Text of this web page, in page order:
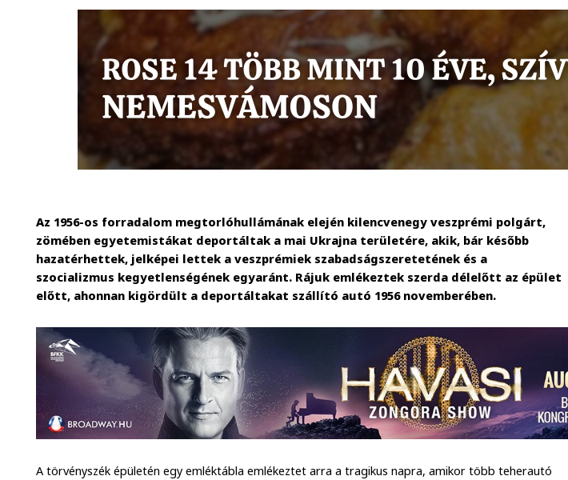
Az 1956-os forradalom megtorlóhullámának elején kilencvenegy veszprémi polgárt,
zömében egyetemistákat deportáltak a mai Ukrajna területére, akik, bár később
hazatérhettek, jelképei lettek a veszprémiek szabadságszeretetének és a
szocializmus kegyetlenségének egyaránt. Rájuk emlékeztek szerda délelőtt az épület
előtt, ahonnan kigördült a deportáltakat szállító autó 1956 novemberében.
A törvényszék épületén egy emléktábla emlékeztet arra a tragikus napra, amikor több teherautó